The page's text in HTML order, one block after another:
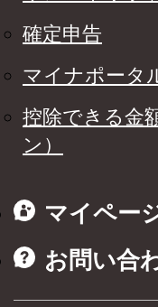
確定申告
マイナポータ
控除できる金
ン）
マイペー
お問い合